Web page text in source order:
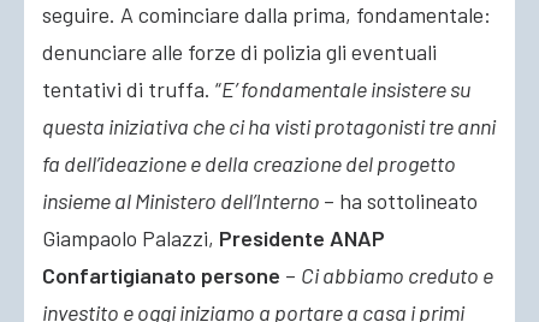
seguire. A cominciare dalla prima, fondamentale:
denunciare alle forze di polizia gli eventuali
tentativi di truffa. “E’ fondamentale insistere su
questa iniziativa che ci ha visti protagonisti tre anni
fa dell’ideazione e della creazione del progetto
insieme al Ministero dell’Interno – ha sottolineato
Giampaolo Palazzi, Presidente ANAP
Confartigianato persone – Ci abbiamo creduto e
investito e oggi iniziamo a portare a casa i primi